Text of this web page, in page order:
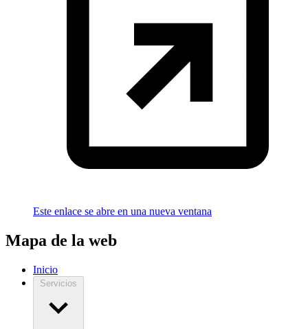
Este enlace se abre en una nueva ventana
Mapa de la web
Inicio
Servicios